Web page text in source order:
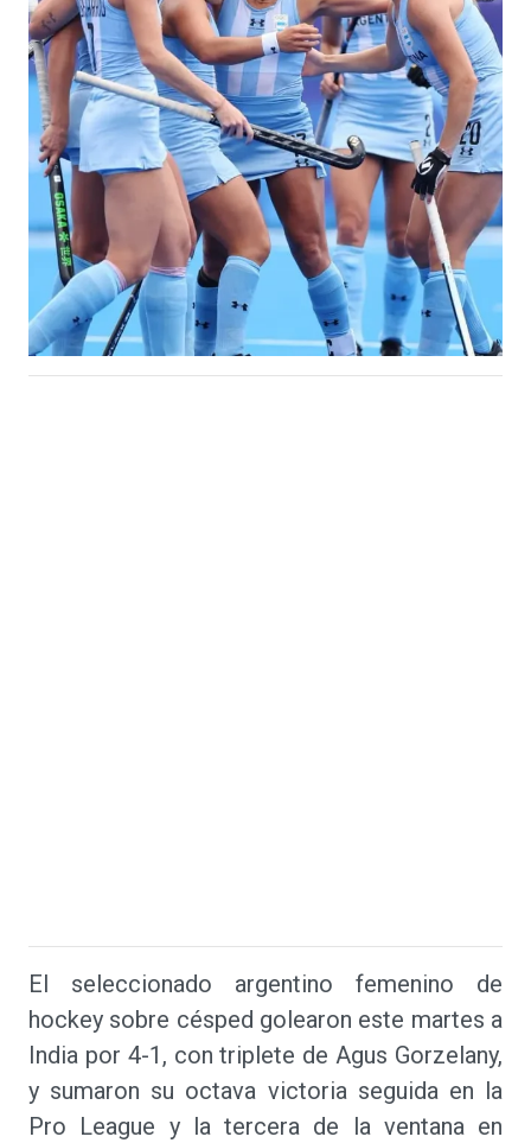
El seleccionado argentino femenino de
hockey sobre césped golearon este martes a
India por 4-1, con triplete de Agus Gorzelany,
y sumaron su octava victoria seguida en la
Pro League y la tercera de la ventana en